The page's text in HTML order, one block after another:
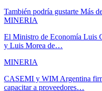
También podría gustarte Más
MINERIA
El Ministro de Economía Luis
y Luis Morea de…
MINERIA
CASEMI y WIM Argentina
capacitar a proveedores…